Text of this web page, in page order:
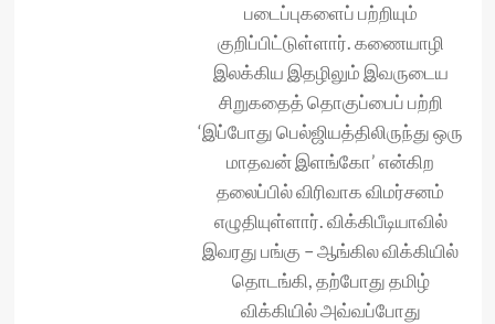
படைப்புகளைப் பற்றியும்
குறிப்பிட்டுள்ளார். கணையாழி
இலக்கிய இதழிலும் இவருடைய
சிறுகதைத் தொகுப்பைப் பற்றி
‘இப்போது பெல்ஜியத்திலிருந்து ஒரு
மாதவன் இளங்கோ’ என்கிற
தலைப்பில் விரிவாக விமர்சனம்
எழுதியுள்ளார். விக்கிபீடியாவில்
இவரது பங்கு – ஆங்கில விக்கியில்
தொடங்கி, தற்போது தமிழ்
விக்கியில் அவ்வப்போது